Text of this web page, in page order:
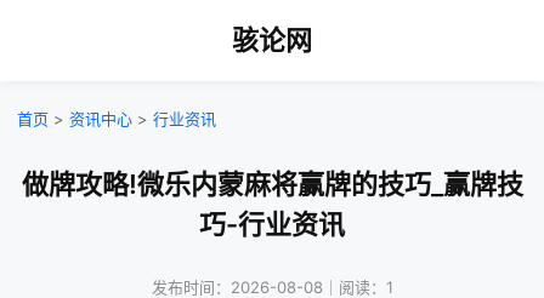
骇论网
首页 > 资讯中心 > 行业资讯
做牌攻略!微乐内蒙麻将赢牌的技巧_赢牌技
巧-行业资讯
发布时间：2026-08-08｜阅读：1